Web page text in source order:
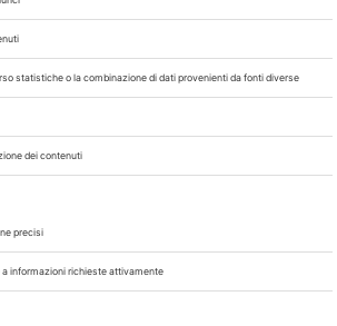
| www.edraspa.it | P.iva 08056040960
legale: Viale Enrico Forlanini 21 -